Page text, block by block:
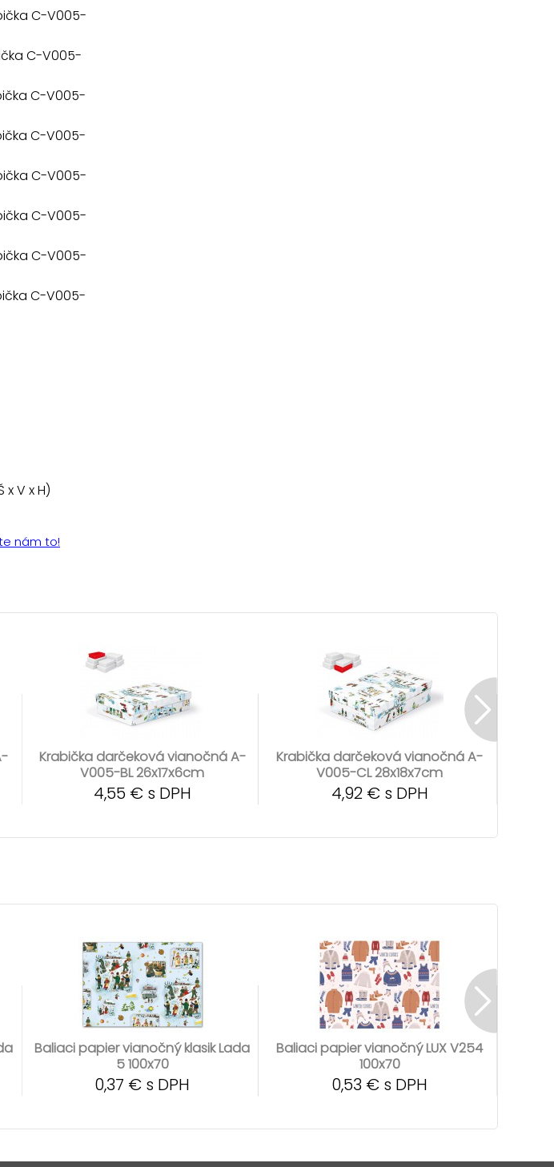
C-V005-
C-V005-
C-V005-
C-V005-
C-V005-
C-V005-
C-V005-
C-V005-
x V x H)
nám to!
Krabička darčeková vianočná A-
V005-BL 26x17x6cm
4,55 € s DPH
Krabička darčeková vianočná A-
V005-CL 28x18x7cm
4,92 € s DPH
Baliaci papier vianočný klasik Lada
5 100x70
0,37 € s DPH
Baliaci papier vianočný LUX V254
100x70
0,53 € s DPH